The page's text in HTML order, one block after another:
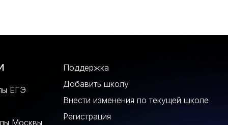
ЕГЭ
Москвы
Поддержка
Добавить школу
Внести изменения по текущей школе
Регистрация